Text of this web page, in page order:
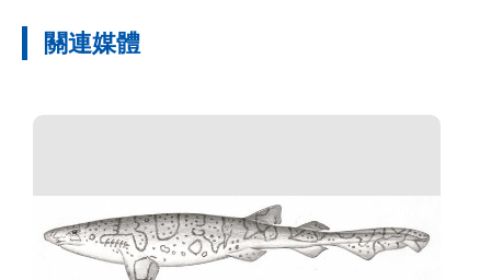
關連媒體